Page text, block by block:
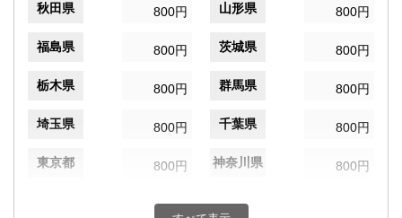
秋田県 800円 山形県 800円
福島県 800円 茨城県 800円
栃木県 800円 群馬県 800円
埼玉県 800円 千葉県 800円
東京都 800円 神奈川県 800円
800円 富山県